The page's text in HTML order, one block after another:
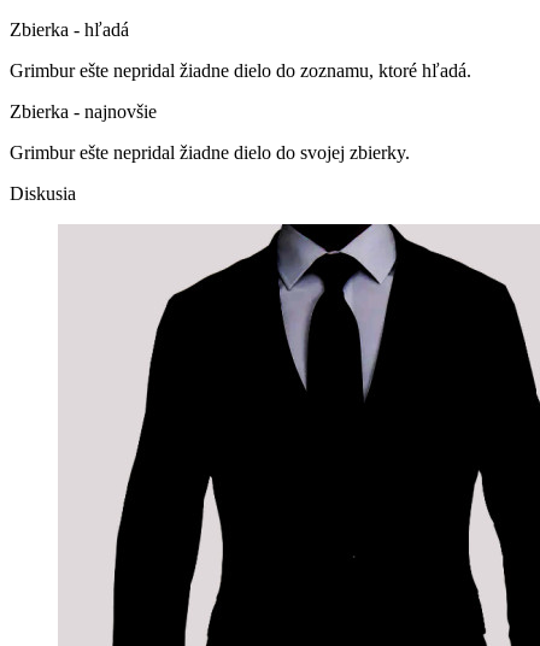
Zbierka - hľadá
Grimbur ešte nepridal žiadne dielo do zoznamu, ktoré hľadá.
Zbierka - najnovšie
Grimbur ešte nepridal žiadne dielo do svojej zbierky.
Diskusia